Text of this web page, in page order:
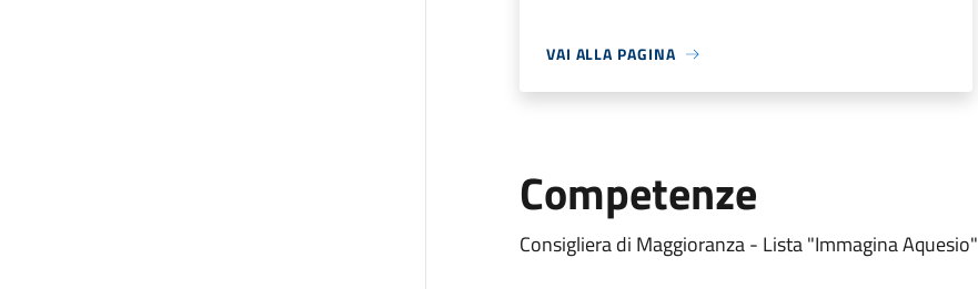
VAI ALLA PAGINA
Competenze
Consigliera di Maggioranza - Lista "Immagina Aquesio"